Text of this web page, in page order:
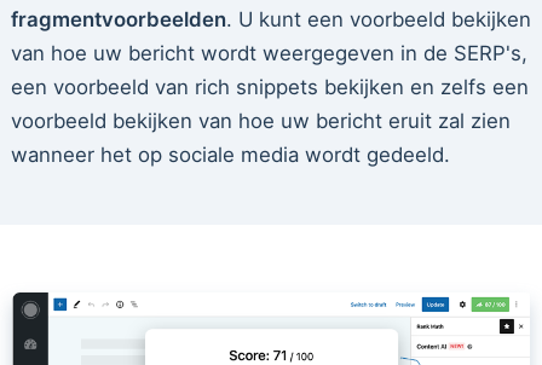
fragmentvoorbeelden. U kunt een voorbeeld bekijken
van hoe uw bericht wordt weergegeven in de SERP's,
een voorbeeld van rich snippets bekijken en zelfs een
voorbeeld bekijken van hoe uw bericht eruit zal zien
wanneer het op sociale media wordt gedeeld.